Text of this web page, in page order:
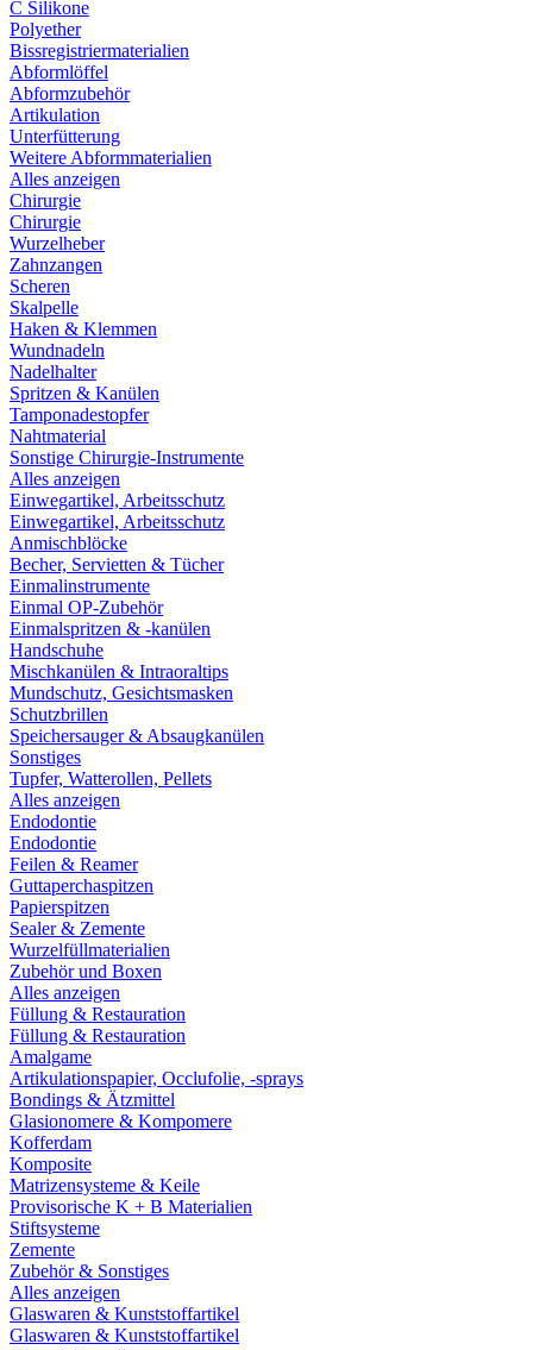
C Silikone
Polyether
Bissregistriermaterialien
Abformlöffel
Abformzubehör
Artikulation
Unterfütterung
Weitere Abformmaterialien
Alles anzeigen
Chirurgie
Chirurgie
Wurzelheber
Zahnzangen
Scheren
Skalpelle
Haken & Klemmen
Wundnadeln
Nadelhalter
Spritzen & Kanülen
Tamponadestopfer
Nahtmaterial
Sonstige Chirurgie-Instrumente
Alles anzeigen
Einwegartikel, Arbeitsschutz
Einwegartikel, Arbeitsschutz
Anmischblöcke
Becher, Servietten & Tücher
Einmalinstrumente
Einmal OP-Zubehör
Einmalspritzen & -kanülen
Handschuhe
Mischkanülen & Intraoraltips
Mundschutz, Gesichtsmasken
Schutzbrillen
Speichersauger & Absaugkanülen
Sonstiges
Tupfer, Watterollen, Pellets
Alles anzeigen
Endodontie
Endodontie
Feilen & Reamer
Guttaperchaspitzen
Papierspitzen
Sealer & Zemente
Wurzelfüllmaterialien
Zubehör und Boxen
Alles anzeigen
Füllung & Restauration
Füllung & Restauration
Amalgame
Artikulationspapier, Occlufolie, -sprays
Bondings & Ätzmittel
Glasionomere & Kompomere
Kofferdam
Komposite
Matrizensysteme & Keile
Provisorische K + B Materialien
Stiftsysteme
Zemente
Zubehör & Sonstiges
Alles anzeigen
Glaswaren & Kunststoffartikel
Glaswaren & Kunststoffartikel